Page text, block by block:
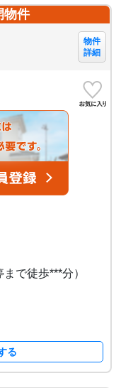
物件
物件
詳細
で徒歩***分）
る